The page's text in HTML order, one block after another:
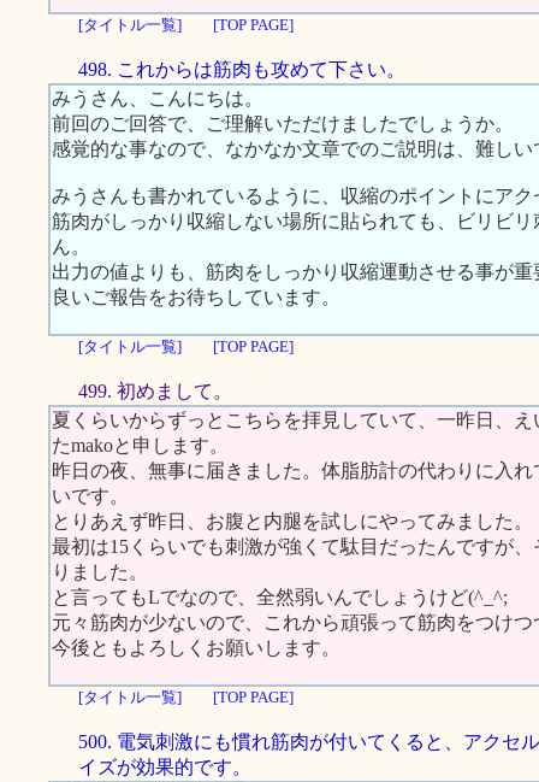
[タイトル一覧] [TOP PAGE]
498. これからは筋肉も攻めて下さい。
みうさん、こんにちは。
前回のご回答で、ご理解いただけましたでしょうか。
感覚的な事なので、なかなか文章でのご説明は、難しい
みうさんも書かれているように、収縮のポイントにア
筋肉がしっかり収縮しない場所に貼られても、ビリビ
ん。
出力の値よりも、筋肉をしっかり収縮運動させる事が
良いご報告をお待ちしています。
[タイトル一覧] [TOP PAGE]
499. 初めまして。
夏くらいからずっとこちらを拝見していて、一昨日、
たmakoと申します。
昨日の夜、無事に届きました。体脂肪計の代わりに入
いです。
とりあえず昨日、お腹と内腿を試しにやってみました。
最初は15くらいでも刺激が強くて駄目だったんですが
りました。
と言ってもLでなので、全然弱いんでしょうけど(^_^;
元々筋肉が少ないので、これから頑張って筋肉をつけ
今後ともよろしくお願いします。
[タイトル一覧] [TOP PAGE]
500. 電気刺激にも慣れ筋肉が付いてくると、アクセ
イズが効果的です。